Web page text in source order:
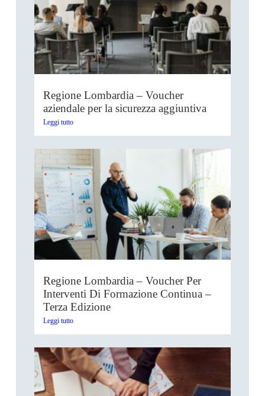
Regione Lombardia – Voucher
aziendale per la sicurezza aggiuntiva
Leggi tutto
Regione Lombardia – Voucher Per
Interventi Di Formazione Continua –
Terza Edizione
Leggi tutto